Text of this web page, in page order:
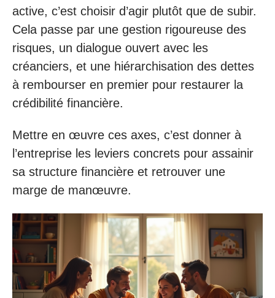
active, c’est choisir d’agir plutôt que de subir.
Cela passe par une gestion rigoureuse des
risques, un dialogue ouvert avec les
créanciers, et une hiérarchisation des dettes
à rembourser en premier pour restaurer la
crédibilité financière.
Mettre en œuvre ces axes, c’est donner à
l’entreprise les leviers concrets pour assainir
sa structure financière et retrouver une
marge de manœuvre.